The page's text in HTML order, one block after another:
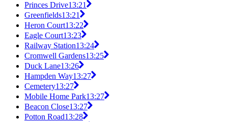
Princes Drive13:21
Greenfields13:21
Heron Court13:22
Eagle Court13:23
Railway Station13:24
Cromwell Gardens13:25
Duck Lane13:26
Hampden Way13:27
Cemetery13:27
Mobile Home Park13:27
Beacon Close13:27
Potton Road13:28